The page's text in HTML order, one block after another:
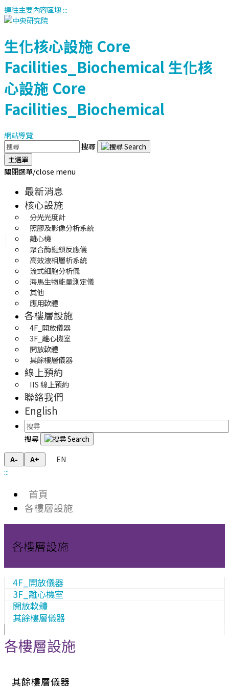
連往主要內容區塊:::
生化核心設施 Core
Facilities_Biochemical生化核
心設施 Core
Facilities_Biochemical
網站導覽
搜尋
主選單
關閉選單/close menu
最新消息
核心設施
分光光度計
照膠及影像分析系統
離心機
聚合酶鏈鎖反應儀
高效液相層析系統
流式細胞分析儀
海馬生物能量測定儀
其他
應用軟體
各樓層設施
4F_開放儀器
3F_離心機室
開放軟體
其餘樓層儀器
線上預約
IIS 線上預約
聯絡我們
English
搜尋
A- A+
EN
:::
首頁
各樓層設施
各樓層設施
4F_開放儀器
3F_離心機室
開放軟體
其餘樓層儀器
各樓層設施
其餘樓層儀器